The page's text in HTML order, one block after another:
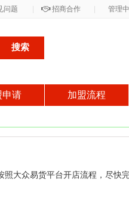
问题 招商合作 管理
搜索
申请 加盟流程
大众易货平台开店流程，尽快